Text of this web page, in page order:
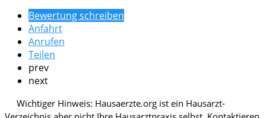
Bewertung schreiben
Anfahrt
Anrufen
Teilen
prev
next